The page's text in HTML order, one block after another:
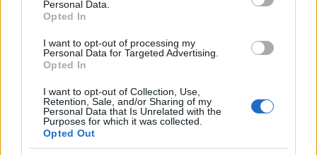
Personal Data.
Opted In
I want to opt-out of processing my
Personal Data for Targeted Advertising.
Opted In
I want to opt-out of Collection, Use,
Retention, Sale, and/or Sharing of my
Personal Data that Is Unrelated with the
Purposes for which it was collected.
Opted Out